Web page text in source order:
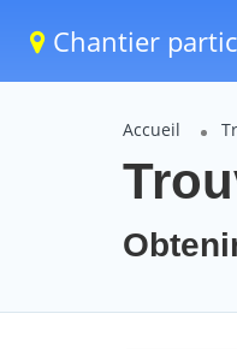
Chantier
Accueil